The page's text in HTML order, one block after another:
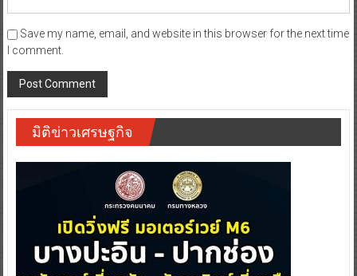
Save my name, email, and website in this browser for the next time
I comment.
มิติข่าวเศรษฐกิจ